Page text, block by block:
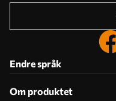
Endre språk
Om produktet